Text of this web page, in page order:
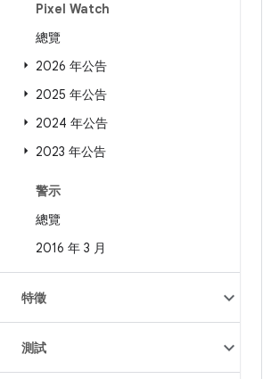
Pixel Watch
總覽
2026 年公告
2025 年公告
2024 年公告
2023 年公告
警示
總覽
2016 年 3 月
特徵
測試